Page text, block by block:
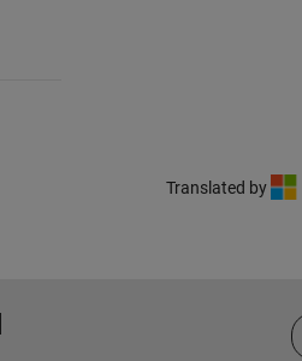
Translated by